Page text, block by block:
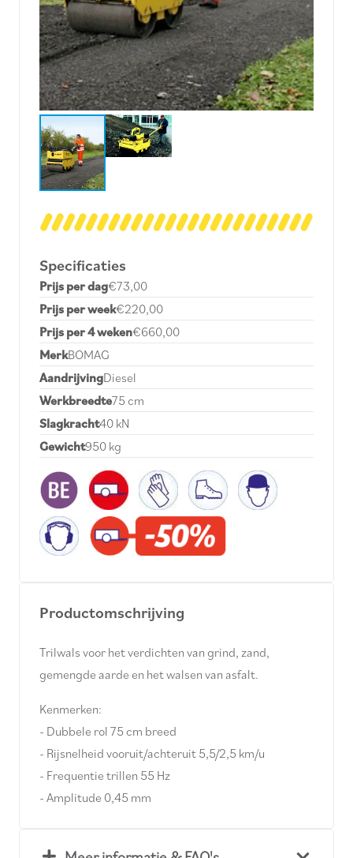
Specificaties
Prijs per dag€73,00
Prijs per week€220,00
Prijs per 4 weken€660,00
MerkBOMAG
AandrijvingDiesel
Werkbreedte75 cm
Slagkracht40 kN
Gewicht950 kg
Productomschrijving
Trilwals voor het verdichten van grind, zand,
gemengde aarde en het walsen van asfalt.
Kenmerken:
- Dubbele rol 75 cm breed
- Rijsnelheid vooruit/achteruit 5,5/2,5 km/u
- Frequentie trillen 55 Hz
- Amplitude 0,45 mm